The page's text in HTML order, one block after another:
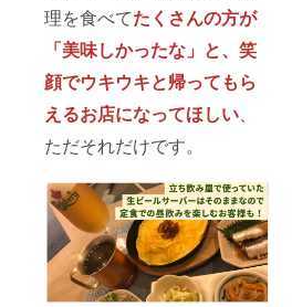
理を食べてたくさんの方が
「美味しかったな」と、笑
顔でウキウキと帰ってもら
えるお店になってほしい、
ただそれだけです。